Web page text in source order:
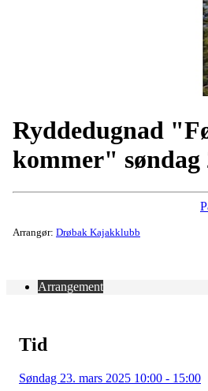
Ryddedugnad
kommer" søndag
Arrangør: Drøbak Kajakklubb
Arrangement
Tid
Søndag 23. mars 2025 10:00 - 15:00